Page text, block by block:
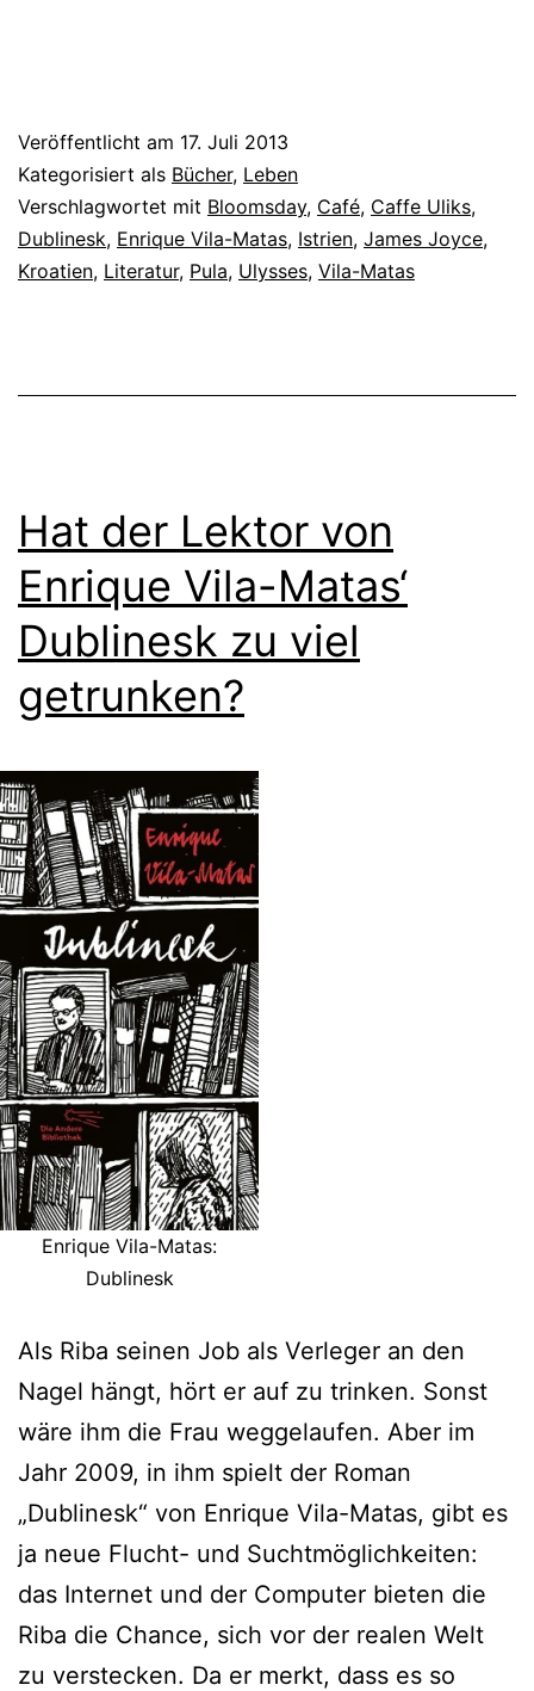
Veröffentlicht am 17. Juli 2013
Kategorisiert als Bücher, Leben
Verschlagwortet mit Bloomsday, Café, Caffe Uliks,
Dublinesk, Enrique Vila-Matas, Istrien, James Joyce,
Kroatien, Literatur, Pula, Ulysses, Vila-Matas
Hat der Lektor von
Enrique Vila-Matas‘
Dublinesk zu viel
getrunken?
Enrique Vila-Matas:
Dublinesk
Als Riba seinen Job als Verleger an den
Nagel hängt, hört er auf zu trinken. Sonst
wäre ihm die Frau weggelaufen. Aber im
Jahr 2009, in ihm spielt der Roman
„Dublinesk“ von Enrique Vila-Matas, gibt es
ja neue Flucht- und Suchtmöglichkeiten:
das Internet und der Computer bieten die
Riba die Chance, sich vor der realen Welt
zu verstecken. Da er merkt, dass es so